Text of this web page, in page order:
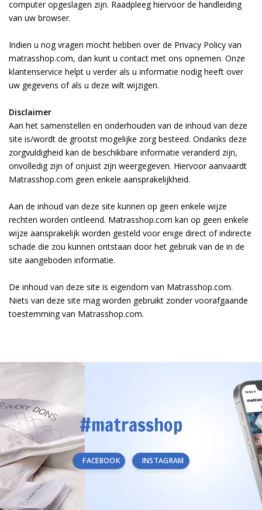
computer opgeslagen zijn. Raadpleeg hiervoor de handleiding
van uw browser.
Indien u nog vragen mocht hebben over de Privacy Policy van
matrasshop.com, dan kunt u contact met ons opnemen. Onze
klantenservice helpt u verder als u informatie nodig heeft over
uw gegevens of als u deze wilt wijzigen.
Disclaimer
Aan het samenstellen en onderhouden van de inhoud van deze
site is/wordt de grootst mogelijke zorg besteed. Ondanks deze
zorgvuldigheid kan de beschikbare informatie veranderd zijn,
onvolledig zijn of onjuist zijn weergegeven. Hiervoor aanvaardt
Matrasshop.com geen enkele aansprakelijkheid.
Aan de inhoud van deze site kunnen op geen enkele wijze
rechten worden ontleend. Matrasshop.com kan op geen enkele
wijze aansprakelijk worden gesteld voor enige direct of indirecte
schade die zou kunnen ontstaan door het gebruik van de in de
site aangeboden informatie.
De inhoud van deze site is eigendom van Matrasshop.com.
Niets van deze site mag worden gebruikt zonder voorafgaande
toestemming van Matrasshop.com.
#matrasshop
FACEBOOK INSTAGRAM